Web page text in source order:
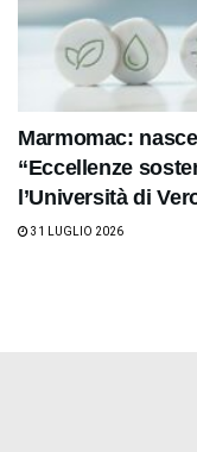
Marmomac:
“Eccellenze
l’Università di
31 LUGLIO 2026